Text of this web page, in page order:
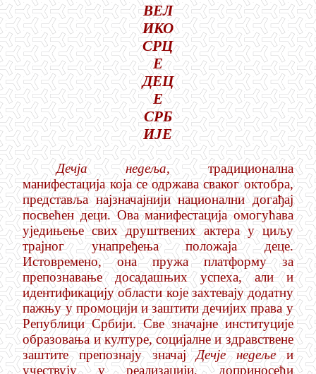
ВЕЛ
ИКО
СРЦ
Е
ДЕЦ
Е
СРБ
ИЈЕ
Дечја недеља,традиционална
манифестација која се одржава сваког октобра,
представља најзначајнији национални догађај
посвећен деци. Ова манифестација омогућава
уједињење свих друштвених актера у циљу
трајног унапређења положаја деце.
Истовремено, она пружа платформу за
препознавање досадашњих успеха, али и
идентификацију области које захтевају додатну
пажњу у промоцији и заштити дечијих права у
Републици Србији. Све значајне институције
образовања и културе, социјалне и здравствене
заштите препознају значајДечје недељеи
учествују у реализацији, доприносећи